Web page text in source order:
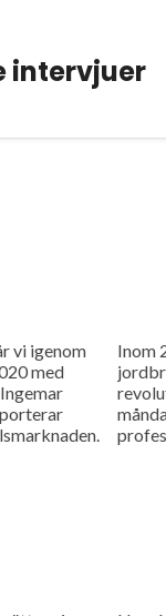
intervjuer
vi igenom
med
Inom